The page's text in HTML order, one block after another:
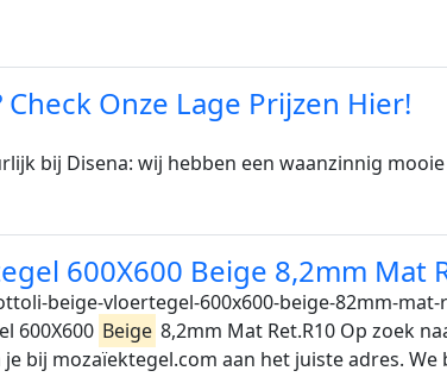
Onze Lage Prijzen Hier!
bij Disena: wij hebben een waanzinnig
600X600 Beige 8,2mm Mat
beige-vloertegel-600x600-beige-82mm-
600X600 Beige 8,2mm Mat Ret.R10 Op zoek
bij mozaïektegel.com aan het juiste adres. We